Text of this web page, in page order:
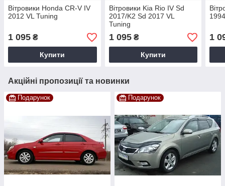
Вітровики Honda CR-V IV
2012 VL Tuning
1 095 ₴
Купити
Вітровики Kia Rio IV Sd
2017/K2 Sd 2017 VL
Tuning
1 095₴
Купити
1
Акційні пропозиції та новинки
Подарунок Подарунок